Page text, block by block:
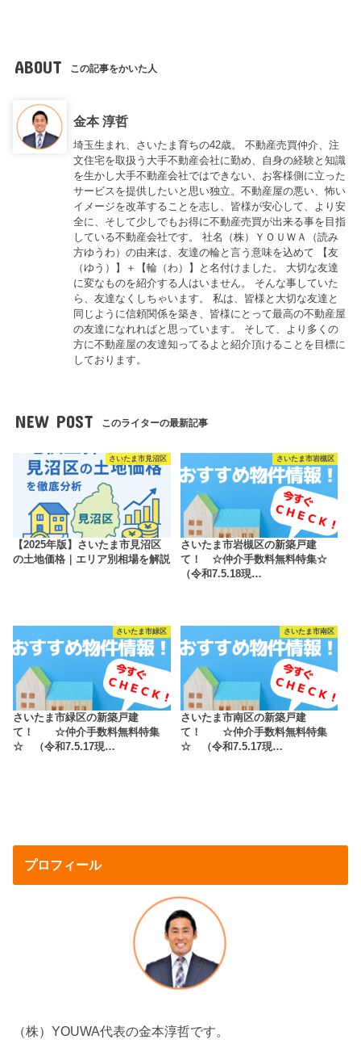
ABOUT この記事をかいた人
金本 淳哲
埼玉生まれ、さいたま育ちの42歳。 不動産売買仲介、注
文住宅を取扱う大手不動産会社に勤め、自身の経験と知識
を生かし大手不動産会社ではできない、お客様側に立った
サービスを提供したいと思い独立。不動産屋の悪い、怖い
イメージを改革することを志し、皆様が安心して、より安
全に、そして少しでもお得に不動産売買が出来る事を目指
している不動産会社です。 社名（株）ＹＯＵＷＡ（読み
方ゆうわ）の由来は、友達の輪と言う意味を込めて 【友
（ゆう）】＋【輪（わ）】と名付けました。 大切な友達
に変なものを紹介する人はいません。 そんな事していた
ら、友達なくしちゃいます。 私は、皆様と大切な友達と
同じように信頼関係を築き、皆様にとって最高の不動産屋
の友達になれればと思っています。 そして、より多くの
方に不動産屋の友達知ってるよと紹介頂けることを目標に
しております。
NEW POST このライターの最新記事
さいたま市見沼区
【2025年版】さいたま市見沼区
の土地価格｜エリア別相場を解説
さいたま市岩槻区
さいたま市岩槻区の新築戸建
て！ ☆仲介手数料無料特集☆
（令和7.5.18現…
さいたま市緑区
さいたま市緑区の新築戸建
て！ ☆仲介手数料無料特集
☆ （令和7.5.17現…
さいたま市南区
さいたま市南区の新築戸建
て！ ☆仲介手数料無料特集
☆ （令和7.5.17現…
プロフィール
（株）YOUWA代表の金本淳哲です。